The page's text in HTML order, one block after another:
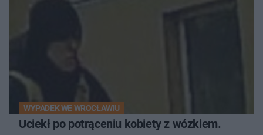
WYPADEK WE WROCŁAWIU
Uciekł po potrąceniu kobiety z wózkiem.